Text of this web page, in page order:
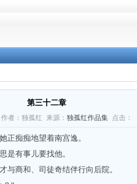
第三十二章
者：独孤红 来源： 独孤红作品集点击：
痴痴地望着南宫逸。
有事儿要找他。
商和、司徒奇结伴行向后院。